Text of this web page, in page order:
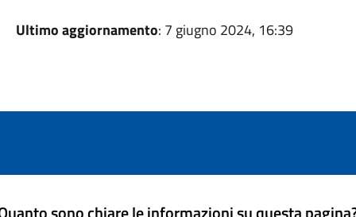
Ultimo aggiornamento: 7 giugno 2024, 16:39